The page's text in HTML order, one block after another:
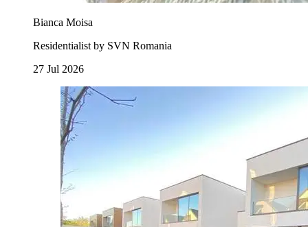
Bianca Moisa
Residentialist by SVN Romania
27 Jul 2026